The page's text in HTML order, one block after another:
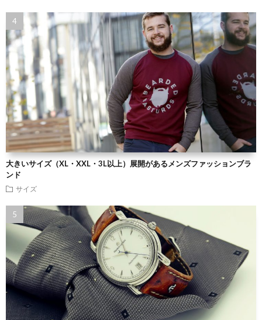
大きいサイズ（XL・XXL・3L以上）展開があるメンズファッションブラ
ンド
サイズ